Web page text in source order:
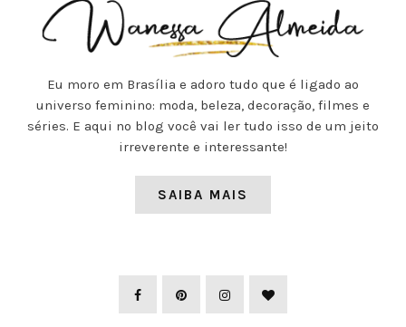
Eu moro em Brasília e adoro tudo que é ligado ao
universo feminino: moda, beleza, decoração, filmes e
séries. E aqui no blog você vai ler tudo isso de um jeito
irreverente e interessante!
SAIBA MAIS